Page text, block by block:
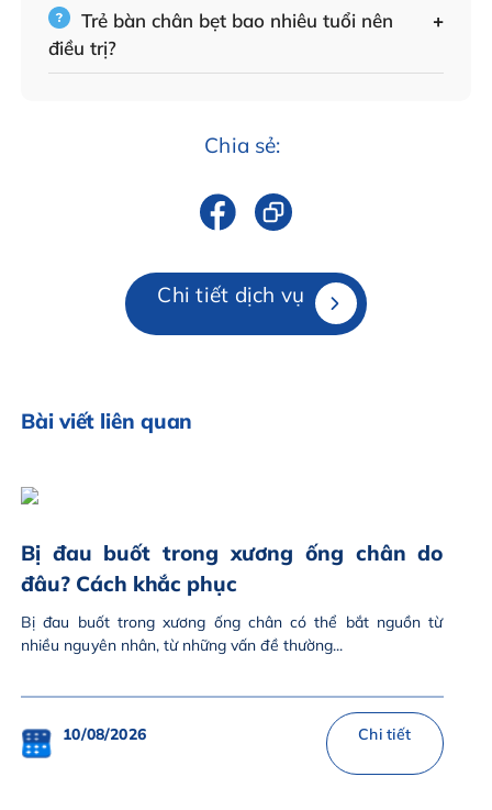
Trẻ bàn chân bẹt bao nhiêu tuổi nên
điều trị?
Chia sẻ:
Chi tiết dịch vụ
Bài viết liên quan
Bị đau buốt trong xương ống chân do
đâu? Cách khắc phục
Bị đau buốt trong xương ống chân có thể bắt nguồn từ
nhiều nguyên nhân, từ những vấn đề thường...
10/08/2026 Chi tiết